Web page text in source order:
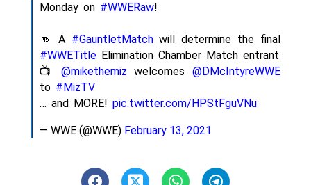
Monday on #WWERaw!
👊 A #GauntletMatchwill determine the final
#WWETitleElimination Chamber Match entrant
📺 @mikethemiz welcomes@DMcIntyreWWE
to #MizTV
… and MORE! pic.twitter.com/HPStFguVNu
— WWE (@WWE) February 13, 2021